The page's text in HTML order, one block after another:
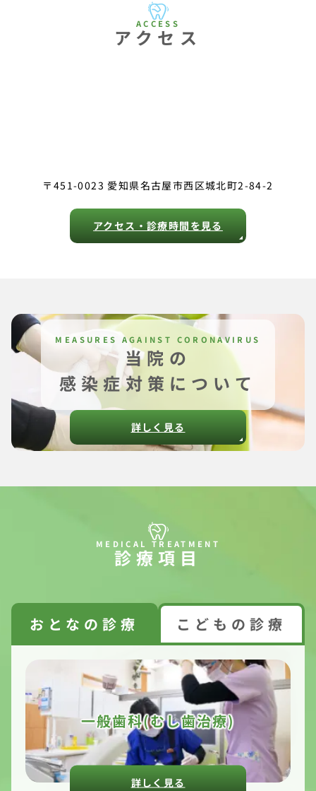
アクセス
〒451-0023 愛知県名古屋市西区城北町2-84-2
アクセス・診療時間を見る
当院の
感染症対策について
詳しく見る
診療項目
おとなの診療 こどもの診療
一般歯科(むし歯治療)
詳しく見る